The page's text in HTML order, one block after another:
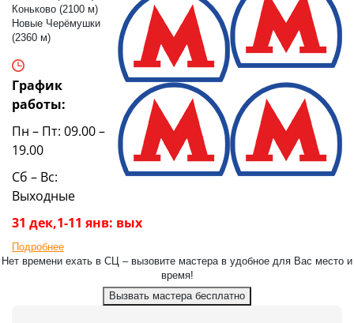
Коньково (2100 м)
Новые Черёмушки
(2360 м)
График
работы:
Пн – Пт: 09.00 –
19.00
Сб – Вс:
Выходные
31 дек,1-11 янв: вых
Подробнее
Нет времени ехать в СЦ – вызовите мастера в удобное для Вас место и
время!
Вызвать мастера бесплатно